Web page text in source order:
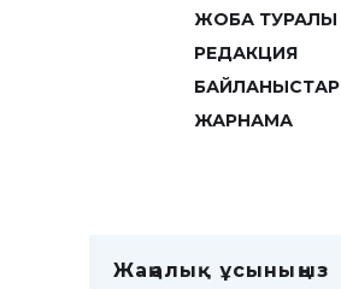
ЖОБА ТУРАЛЫ
РЕДАКЦИЯ
БАЙЛАНЫСТАР
ЖАРНАМА
Жаңалық ұсыныңыз